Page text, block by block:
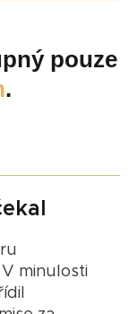
pouze
.
minulosti